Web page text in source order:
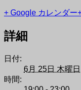
+ Google カレンダー
詳細
日付:
6月 25日 木曜日
時間: